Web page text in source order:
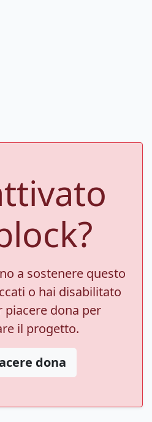
a sostenere questo
o hai disabilitato
piacere dona per
il progetto.
dona